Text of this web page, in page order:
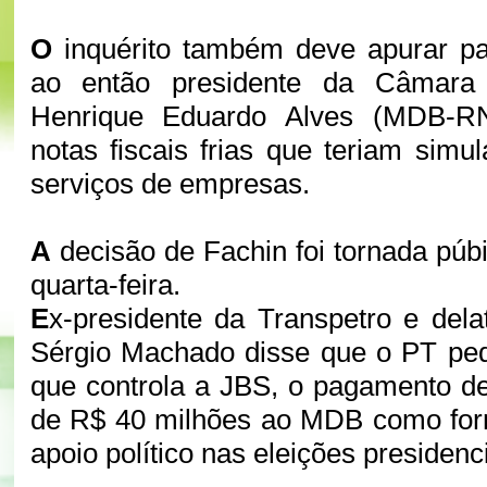
O inquérito também deve apurar
ao então presidente da Câmara
Henrique Eduardo Alves (MDB-
notas fiscais frias que teriam
serviços de empresas.
A decisão de Fachin foi tornada
quarta-feira.
Ex-presidente da Transpetro e
Sérgio Machado disse que o PT
que controla a JBS, o pagamento
de R$ 40 milhões ao MDB como
apoio político nas eleições